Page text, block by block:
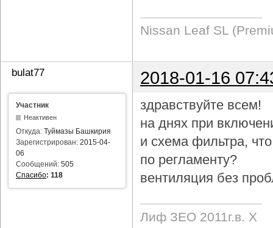
Nissan Leaf SL
bulat77 2018-01-16
Участник
Неактивен
Откуда: Туймазы Башкирия
Зарегистрирован: 2015-04-
06
Сообщений: 505
Спасибо: 118
здравствуйте всем!
на днях при
и схема фильтра,
по регламенту?
вентиляция без
Лиф ЗЕО 2011г.в. Х